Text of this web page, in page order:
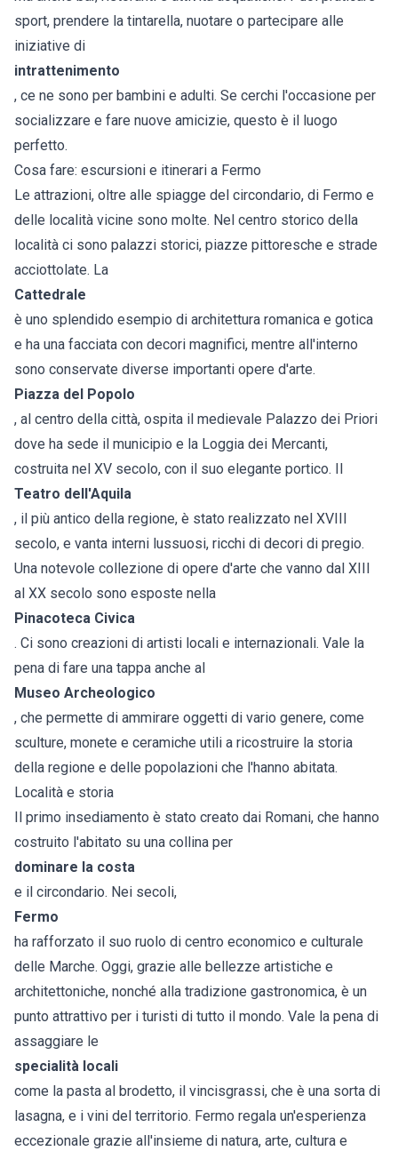
sport, prendere la tintarella, nuotare o partecipare alle
iniziative di
intrattenimento
, ce ne sono per bambini e adulti. Se cerchi l'occasione per
socializzare e fare nuove amicizie, questo è il luogo
perfetto.
Cosa fare: escursioni e itinerari a Fermo
Le attrazioni, oltre alle spiagge del circondario, di Fermo e
delle località vicine sono molte. Nel centro storico della
località ci sono palazzi storici, piazze pittoresche e strade
acciottolate. La
Cattedrale
è uno splendido esempio di architettura romanica e gotica
e ha una facciata con decori magnifici, mentre all'interno
sono conservate diverse importanti opere d'arte.
Piazza del Popolo
, al centro della città, ospita il medievale Palazzo dei Priori
dove ha sede il municipio e la Loggia dei Mercanti,
costruita nel XV secolo, con il suo elegante portico. Il
Teatro dell'Aquila
, il più antico della regione, è stato realizzato nel XVIII
secolo, e vanta interni lussuosi, ricchi di decori di pregio.
Una notevole collezione di opere d'arte che vanno dal XIII
al XX secolo sono esposte nella
Pinacoteca Civica
. Ci sono creazioni di artisti locali e internazionali. Vale la
pena di fare una tappa anche al
Museo Archeologico
, che permette di ammirare oggetti di vario genere, come
sculture, monete e ceramiche utili a ricostruire la storia
della regione e delle popolazioni che l'hanno abitata.
Località e storia
Il primo insediamento è stato creato dai Romani, che hanno
costruito l'abitato su una collina per
dominare la costa
e il circondario. Nei secoli,
Fermo
ha rafforzato il suo ruolo di centro economico e culturale
delle Marche. Oggi, grazie alle bellezze artistiche e
architettoniche, nonché alla tradizione gastronomica, è un
punto attrattivo per i turisti di tutto il mondo. Vale la pena di
assaggiare le
specialità locali
come la pasta al brodetto, il vincisgrassi, che è una sorta di
lasagna, e i vini del territorio. Fermo regala un'esperienza
eccezionale grazie all'insieme di natura, arte, cultura e